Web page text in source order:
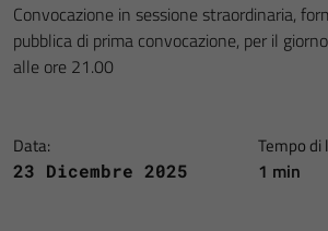
Convocazione in sessione straordinaria,
pubblica di prima convocazione, per il
alle ore 21.00
Data:
23 Dicembre 2025
Tempo di
1 min